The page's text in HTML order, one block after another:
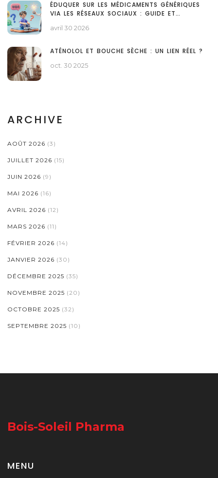
ÉDUQUER SUR LES MÉDICAMENTS GÉNÉRIQUES
VIA LES RÉSEAUX SOCIAUX : GUIDE ET
avril 30 2026
ATÉNOLOL ET BOUCHE SÈCHE : UN LIEN RÉEL ?
oct. 30 2025
ARCHIVE
AOÛT 2026 (3)
JUILLET 2026 (15)
JUIN 2026 (9)
MAI 2026 (16)
AVRIL 2026 (12)
MARS 2026 (11)
FÉVRIER 2026 (14)
JANVIER 2026 (30)
DÉCEMBRE 2025 (35)
NOVEMBRE 2025 (20)
OCTOBRE 2025 (32)
SEPTEMBRE 2025 (10)
Bois-Soleil Pharma
MENU